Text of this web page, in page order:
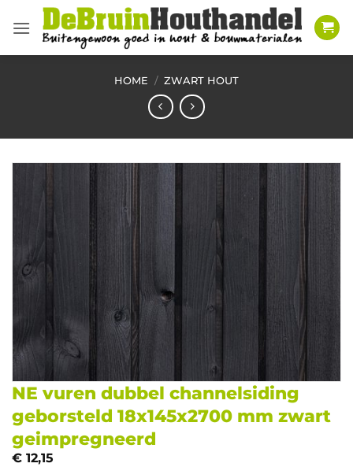
naar
HOME / ZWART HOUT
NE vuren dubbel channelsiding
geborsteld 18x145x2700 mm zwart
geimpregneerd
€ 12,15